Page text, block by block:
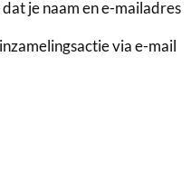
je naam en e-mailadres
via e-mail